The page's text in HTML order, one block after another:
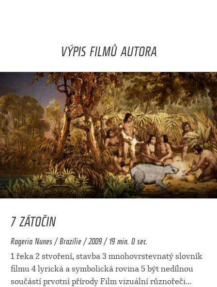
VÝPIS FILMŮ AUTORA
7 ZÁTOČIN
Rogerio Nunes / Brazílie / 2009 / 19 min. 0 sec.
1 řeka 2 stvoření, stavba 3 mnohovrstevnatý slovník
filmu 4 lyrická a symbolická rovina 5 být nedílnou
součástí prvotní přírody Film vizuální různořeči...